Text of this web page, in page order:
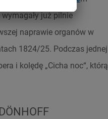
już pilnie
naprawie organów w
1824/25. Podczas jednej
i kolędę „Cicha noc“, którą